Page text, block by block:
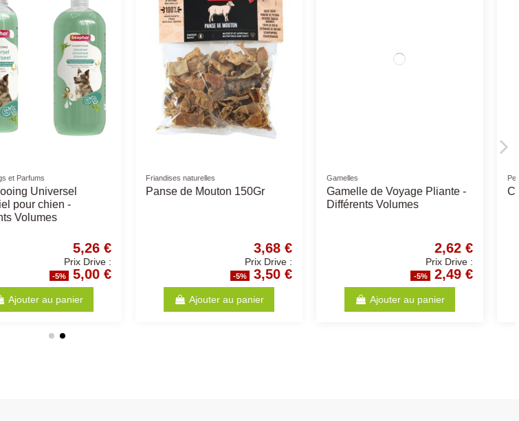
VETOpure
X3 - Chat ou
7,36 €
Prix Drive :
-5% 6,99 €
Ajouter au panier
Soins et Nettoyants
Spray pour Plaies 75ml
9,46 €
Prix Drive :
-5% 8,99 €
Ajouter au panier
Collerette
Collerette Gonflable -
Différentes Tailles
8,41 €
Prix Drive :
-5% 7,99 €
Ajouter au panier